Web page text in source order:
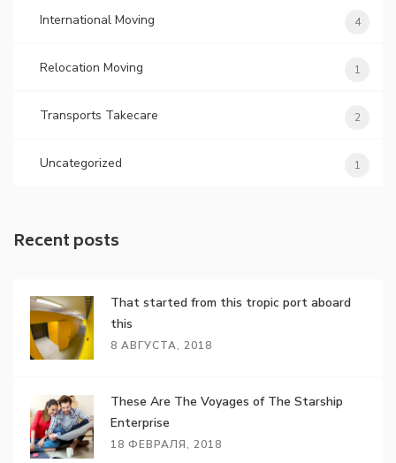
International Moving 4
Relocation Moving 1
Transports Takecare 2
Uncategorized 1
Recent posts
That started from this tropic port aboard
this
8 АВГУСТА, 2018
These Are The Voyages of The Starship
Enterprise
18 ФЕВРАЛЯ, 2018